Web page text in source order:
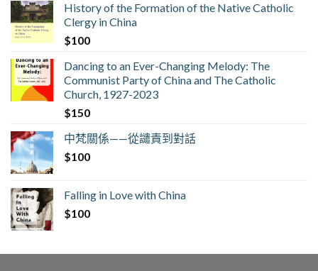
History of the Formation of the Native Catholic
Clergy in China
$100
Dancing to an Ever-Changing Melody: The
Communist Party of China and The Catholic
Church, 1927-2023
$150
中梵關係——從譴責到對話
$100
Falling in Love with China
$100